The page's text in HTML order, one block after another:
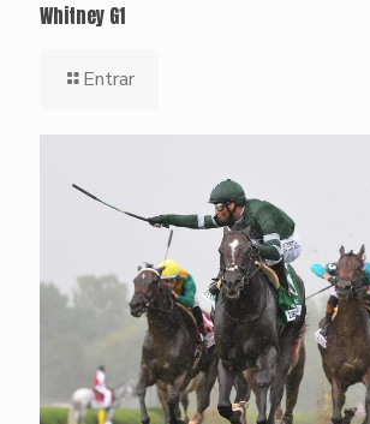
Whitney G1
Entrar